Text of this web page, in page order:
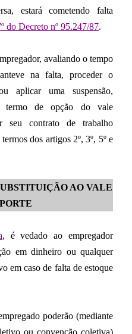
estará cometendo falta
do Decreto nº 95.247/87.
avaliando o tempo
na falta, proceder o
aplicar uma suspensão,
termo de opção do vale
seu contrato de trabalho
dos artigos 2º, 3º, 5º e
AO VALE
, é vedado ao empregador
em dinheiro ou qualquer
em caso de falta de estoque
poderão (mediante
ou convenção coletiva)